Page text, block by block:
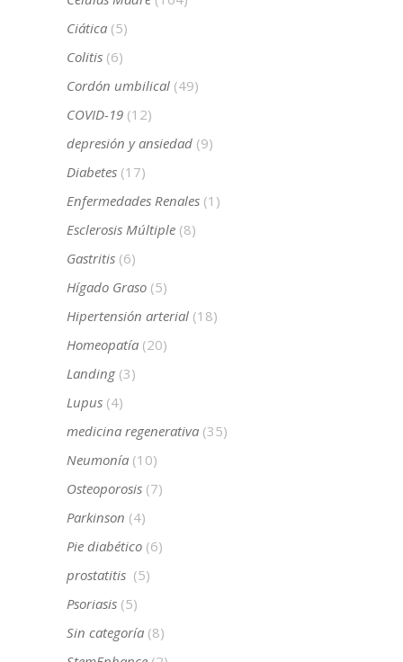
Ciática (5)
Colitis (6)
Cordón umbilical (49)
COVID-19 (12)
depresión y ansiedad (9)
Diabetes (17)
Enfermedades Renales (1)
Esclerosis Múltiple (8)
Gastritis (6)
Hígado Graso (5)
Hipertensión arterial (18)
Homeopatía (20)
Landing (3)
Lupus (4)
medicina regenerativa (35)
Neumonía (10)
Osteoporosis (7)
Parkinson (4)
Pie diabético (6)
prostatitis (5)
Psoriasis (5)
Sin categoría (8)